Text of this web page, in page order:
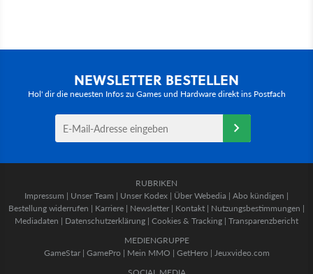
NEWSLETTER BESTELLEN
Hol' dir die neuesten Infos zu Games und Hardware direkt ins Postfach
RUBRIKEN
Impressum | Unser Team | Unser Kodex | Über Webedia | Abo kündigen |
Bestellung widerrufen | Karriere | Newsletter | Kontakt | Nutzungsbestimmungen |
Mediadaten | Datenschutzerklärung | Cookies & Tracking | Transparenzbericht
MEDIENGRUPPE
GameStar| GamePro | Mein MMO | GetHero | Jeuxvideo.com